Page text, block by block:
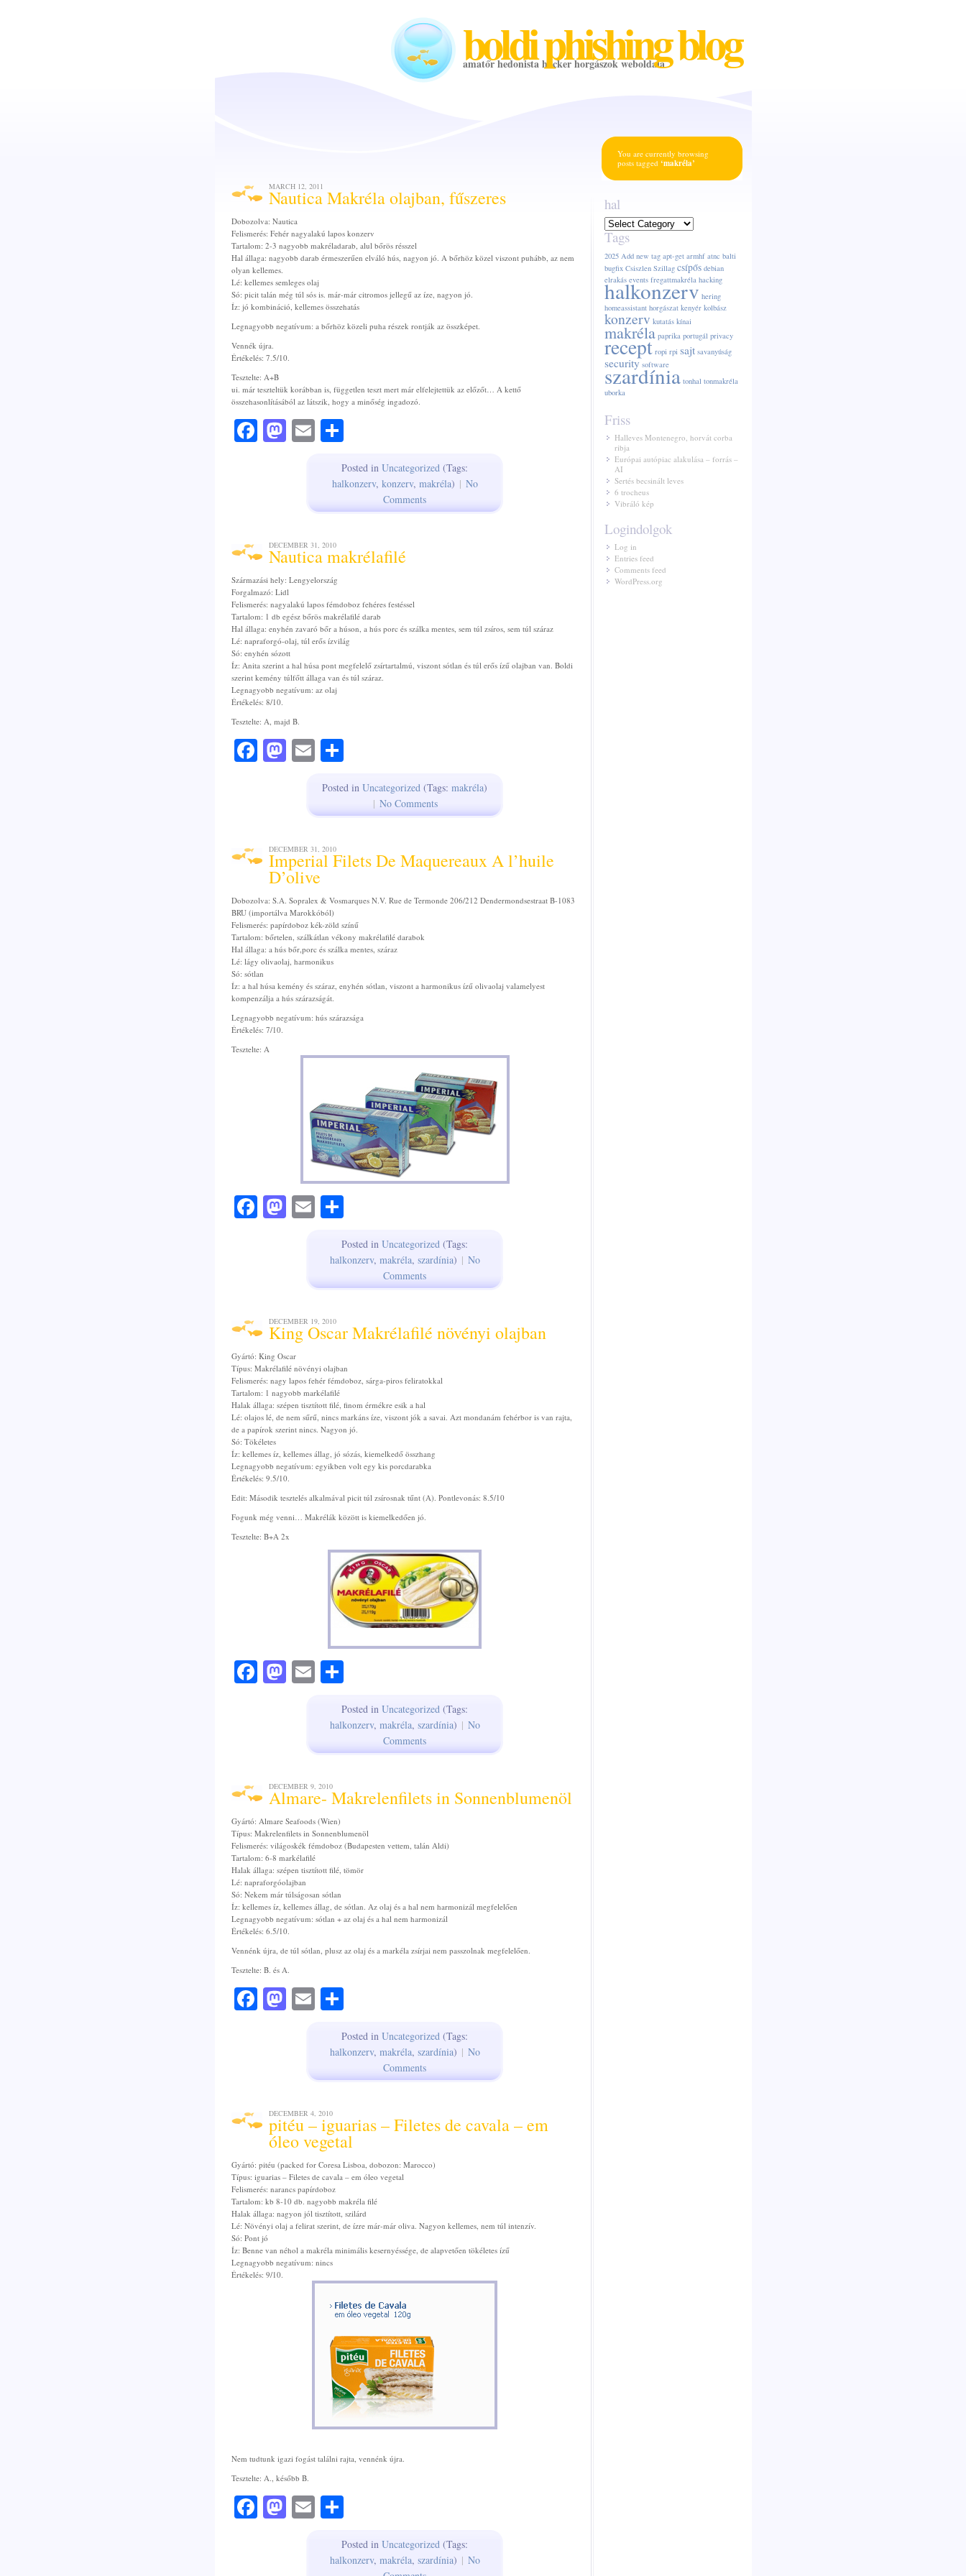
boldi phishing blog
amatőr hedonista hacker horgászok weboldala
MARCH 12, 2011
Nautica Makréla olajban, fűszeres
Dobozolva: Nautica
Felismerés: Fehér nagyalakú lapos konzerv
Tartalom: 2-3 nagyobb makréladarab, alul bőrös résszel
Hal állaga: nagyobb darab érmeszerűen elváló hús, nagyon jó. A bőrhöz közel viszont puhább, az nem
olyan kellemes.
Lé: kellemes semleges olaj
Só: picit talán még túl sós is. már-már citromos jellegű az íze, nagyon jó.
Íz: jó kombináció, kellemes összehatás
Legnagyobb negatívum: a bőrhöz közeli puha részek rontják az összképet.
Vennék újra.
Értékelés: 7.5/10.
Tesztelte: A+B
ui. már teszteltük korábban is, független teszt mert már elfelejtettük az előzőt… A kettő
összehasonlításából az látszik, hogy a minőség ingadozó.
Facebook
Mastodon
EmailShare
Posted in Uncategorized (Tags:
halkonzerv, konzerv, makréla) | No
Comments
DECEMBER 31, 2010
Nautica makrélafilé
Származási hely: Lengyelország
Forgalmazó: Lidl
Felismerés: nagyalakú lapos fémdoboz fehéres festéssel
Tartalom: 1 db egész bőrös makrélafilé darab
Hal állaga: enyhén zavaró bőr a húson, a hús porc és szálka mentes, sem túl zsíros, sem túl száraz
Lé: napraforgó-olaj, túl erős ízvilág
Só: enyhén sózott
Íz: Anita szerint a hal húsa pont megfelelő zsírtartalmú, viszont sótlan és túl erős ízű olajban van. Boldi
szerint kemény túlfőtt állaga van és túl száraz.
Legnagyobb negatívum: az olaj
Értékelés: 8/10.
Tesztelte: A, majd B.
Facebook
Mastodon
EmailShare
Posted in Uncategorized (Tags: makréla)
| No Comments
DECEMBER 31, 2010
Imperial Filets De Maquereaux A l’huile
D’olive
Dobozolva: S.A. Sopralex & Vosmarques N.V. Rue de Termonde 206/212 Dendermondsestraat B-1083
BRU (importálva Marokkóból)
Felismerés: papírdoboz kék-zöld színű
Tartalom: bőrtelen, szálkátlan vékony makrélafilé darabok
Hal állaga: a hús bőr,porc és szálka mentes, száraz
Lé: lágy olivaolaj, harmonikus
Só: sótlan
Íz: a hal húsa kemény és száraz, enyhén sótlan, viszont a harmonikus ízű olivaolaj valamelyest
kompenzálja a hús szárazságát.
Legnagyobb negatívum: hús szárazsága
Értékelés: 7/10.
Tesztelte: A
Facebook
Mastodon
EmailShare
Posted in Uncategorized (Tags:
halkonzerv, makréla, szardínia) | No
Comments
DECEMBER 19, 2010
King Oscar Makrélafilé növényi olajban
Gyártó: King Oscar
Típus: Makrélafilé növényi olajban
Felismerés: nagy lapos fehér fémdoboz, sárga-piros feliratokkal
Tartalom: 1 nagyobb markélafilé
Halak állaga: szépen tisztított filé, finom érmékre esik a hal
Lé: olajos lé, de nem sűrű, nincs markáns íze, viszont jók a savai. Azt mondanám fehérbor is van rajta,
de a papírok szerint nincs. Nagyon jó.
Só: Tökéletes
Íz: kellemes íz, kellemes állag, jó sózás, kiemelkedő összhang
Legnagyobb negatívum: egyikben volt egy kis porcdarabka
Értékelés: 9.5/10.
Edit: Második tesztelés alkalmával picit túl zsírosnak tűnt (A). Pontlevonás: 8.5/10
Fogunk még venni… Makrélák között is kiemelkedően jó.
Tesztelte: B+A 2x
Facebook
Mastodon
EmailShare
Posted in Uncategorized (Tags:
halkonzerv, makréla, szardínia) | No
Comments
DECEMBER 9, 2010
Almare- Makrelenfilets in Sonnenblumenöl
Gyártó: Almare Seafoods (Wien)
Típus: Makrelenfilets in Sonnenblumenöl
Felismerés: világoskék fémdoboz (Budapesten vettem, talán Aldi)
Tartalom: 6-8 markélafilé
Halak állaga: szépen tisztított filé, tömör
Lé: napraforgóolajban
Só: Nekem már túlságosan sótlan
Íz: kellemes íz, kellemes állag, de sótlan. Az olaj és a hal nem harmonizál megfelelően
Legnagyobb negatívum: sótlan + az olaj és a hal nem harmonizál
Értékelés: 6.5/10.
Vennénk újra, de túl sótlan, plusz az olaj és a markéla zsírjai nem passzolnak megfelelően.
Tesztelte: B. és A.
Facebook
Mastodon
EmailShare
Posted in Uncategorized (Tags:
halkonzerv, makréla, szardínia) | No
Comments
DECEMBER 4, 2010
pitéu – iguarias – Filetes de cavala – em
óleo vegetal
Gyártó: pitéu (packed for Coresa Lisboa, dobozon: Marocco)
Típus: iguarias – Filetes de cavala – em óleo vegetal
Felismerés: narancs papírdoboz
Tartalom: kb 8-10 db. nagyobb makréla filé
Halak állaga: nagyon jól tisztított, szilárd
Lé: Növényi olaj a felirat szerint, de ízre már-már oliva. Nagyon kellemes, nem túl intenzív.
Só: Pont jó
Íz: Benne van néhol a makréla minimális kesernyéssége, de alapvetően tökéletes ízű
Legnagyobb negatívum: nincs
Értékelés: 9/10.
Nem tudtunk igazi fogást találni rajta, vennénk újra.
Tesztelte: A., később B.
Facebook
Mastodon
EmailShare
Posted in Uncategorized (Tags:
halkonzerv, makréla, szardínia) | No
You are currently browsing
posts tagged ‘makréla’
hal
hal
Tags
2025 Add new tag apt-get armhf atnc balti
bugfix Csiszlen Szillag csípős debian
elrakás events fregattmakréla hacking
halkonzerv hering
homeassistant horgászat kenyér kolbász
konzerv kutatás kínai
makréla paprika portugál privacy
recept ropi rpi sajt savanyúság
security software
szardínia tonhal tonmakréla
uborka
Friss
Halleves Montenegro, horvát corba
ribja
Európai autópiac alakulása – forrás –
AI
Sertés becsinált leves
6 trocheus
Vibráló kép
Logindolgok
Log in
Entries feed
Comments feed
WordPress.org